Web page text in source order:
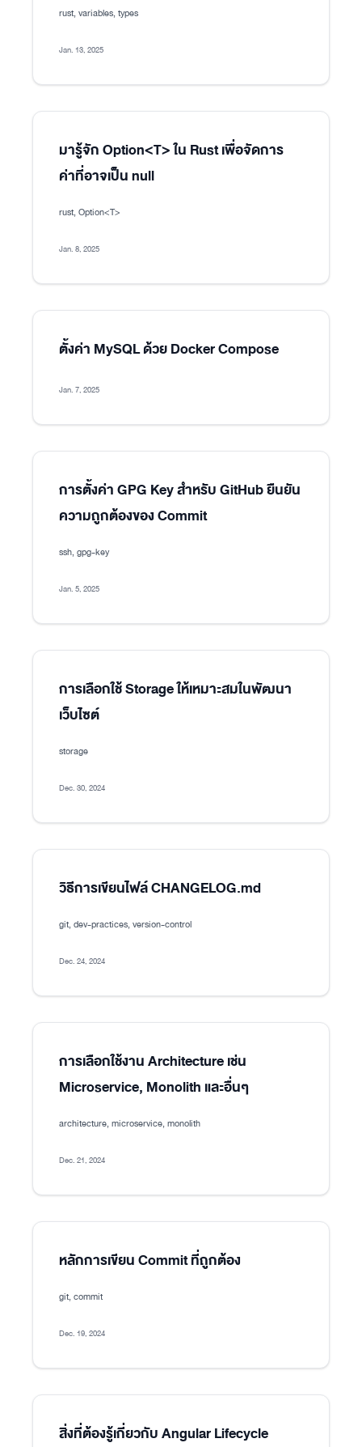
rust, variables, types
Jan. 13, 2025
มารู้จัก Option<T> ใน Rust เพื่อจัดการ
ค่าที่อาจเป็น null
rust, Option<T>
Jan. 8, 2025
ตั้งค่า MySQL ด้วย Docker Compose
Jan. 7, 2025
การตั้งค่า GPG Key สำหรับ GitHub ยืนยัน
ความถูกต้องของ Commit
ssh, gpg-key
Jan. 5, 2025
การเลือกใช้ Storage ให้เหมาะสมในพัฒนา
เว็บไซต์
storage
Dec. 30, 2024
วิธีการเขียนไฟล์ CHANGELOG.md
git, dev-practices, version-control
Dec. 24, 2024
การเลือกใช้งาน Architecture เช่น
Microservice, Monolith และอื่นๆ
architecture, microservice, monolith
Dec. 21, 2024
หลักการเขียน Commit ที่ถูกต้อง
git, commit
Dec. 19, 2024
สิ่งที่ต้องรู้เกี่ยวกับ Angular Lifecycle